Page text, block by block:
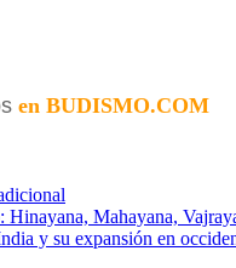
en BUDISMO.COM
Mahayana,
y su expansión en